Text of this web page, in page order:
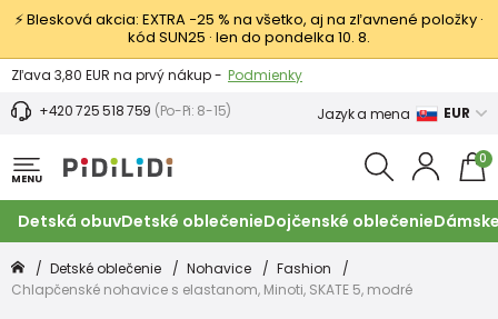
⚡ Blesková akcia: EXTRA −25 % na všetko, aj na zľavnené položky ·
kód SUN25 · len do pondelka 10. 8.
Výmena a vrátenie tovaru - Zobraziť
Zľava 3,80 EUR na prvý nákup - Podmienky
+420 725 518 759 (Po-Pi: 8-15) Jazyk a mena EUR
MENU
0
Detská obuvDetské oblečenieDojčenské oblečenie
Detské oblečenie Nohavice
Fashion
Chlapčenské nohavice s elastanom, Minoti, SKATE 5, modré